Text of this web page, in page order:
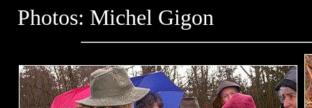
Photos: Michel Gigon